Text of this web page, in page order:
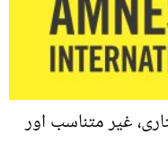
غیر متناسب اور